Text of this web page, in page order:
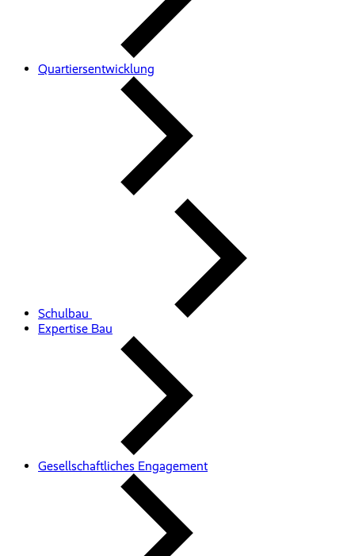
Quartiersentwicklung
Schulbau
Expertise Bau
Gesellschaftliches Engagement